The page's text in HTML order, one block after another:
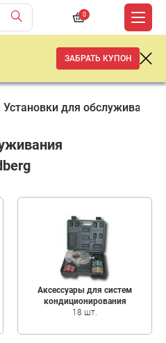
0
ЗАБРАТЬ КУПОН
Установки для обслуживания
Аксессуары для систем
кондиционирования
18 шт.